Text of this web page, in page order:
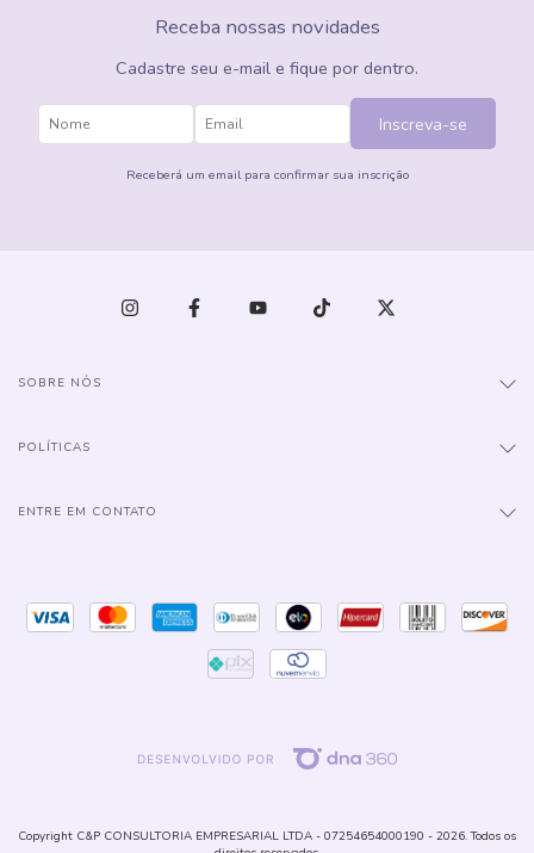
Receba nossas novidades
Cadastre seu e-mail e fique por dentro.
Inscreva-se
Receberá um email para confirmar sua inscrição
SOBRE NÓS
POLÍTICAS
ENTRE EM CONTATO
Copyright C&P CONSULTORIA EMPRESARIAL LTDA - 07254654000190 - 2026. Todos os